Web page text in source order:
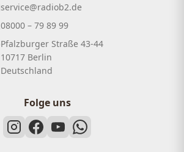
service@radiob2.de
08000 – 79 89 99
Pfalzburger Straße 43-44
10717 Berlin
Deutschland
Folge uns